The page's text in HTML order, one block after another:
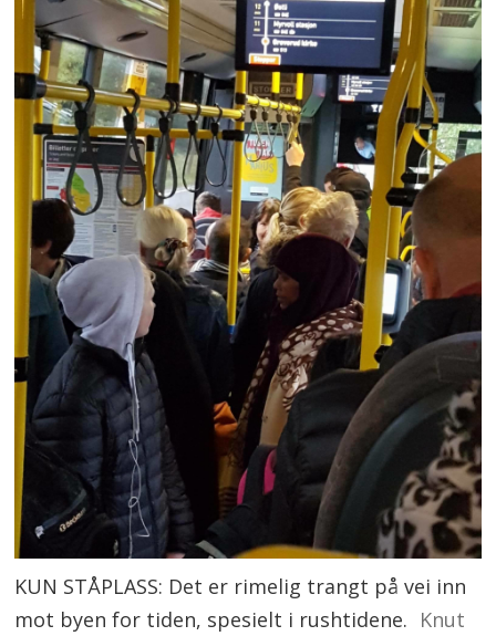
KUN STÅPLASS: Det er rimelig trangt på vei inn
mot byen for tiden, spesielt i rushtidene. Knut